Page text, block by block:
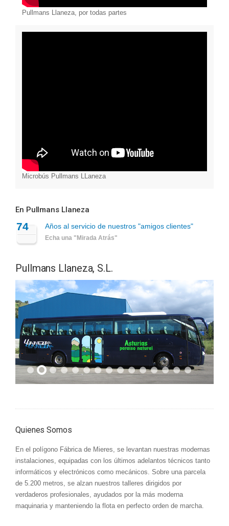
Pullmans Llaneza, por todas partes
Microbús Pullmans LLaneza
En Pullmans Llaneza
74 Años al servicio de nuestros "amigos clientes"
Echa una "Mirada Atrás"
Pullmans Llaneza, S.L.
Quienes Somos
En el polígono Fábrica de Mieres, se levantan nuestras modernas
instalaciones, equipadas con los últimos adelantos técnicos tanto
informáticos y electrónicos como mecánicos. Sobre una parcela
de 5.200 metros, se alzan nuestros talleres dirigidos por
verdaderos profesionales, ayudados por la más moderna
maquinaria y manteniendo la flota en perfecto orden de marcha.